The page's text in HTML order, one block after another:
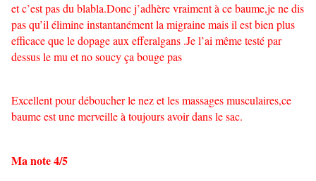
et c’est pas du blabla.Donc j’adhère vraiment à ce baume,je ne dis
pas qu’il élimine instantanément la migraine mais il est bien plus
efficace que le dopage aux efferalgans .Je l’ai même testé par
dessus le mu et no soucy ça bouge pas
Excellent pour déboucher le nez et les massages musculaires,ce
baume est une merveille à toujours avoir dans le sac.
Ma note 4/5